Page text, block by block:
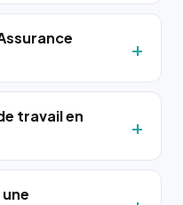
travail en